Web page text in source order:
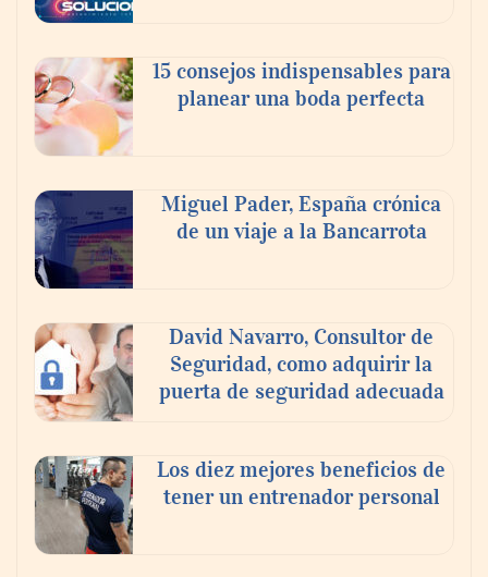
mejoran su motivación, fluidez y logro de
objetivos, según un estudio
COSITAL valora positivamente el nuevo
modelo de colaboración para reforzar la
capacidad técnica de los ayuntamientos
15 consejos indispensables para
planear una boda perfecta
Miguel Pader, España crónica
de un viaje a la Bancarrota
David Navarro, Consultor de
Seguridad, como adquirir la
puerta de seguridad adecuada
Los diez mejores beneficios de
tener un entrenador personal